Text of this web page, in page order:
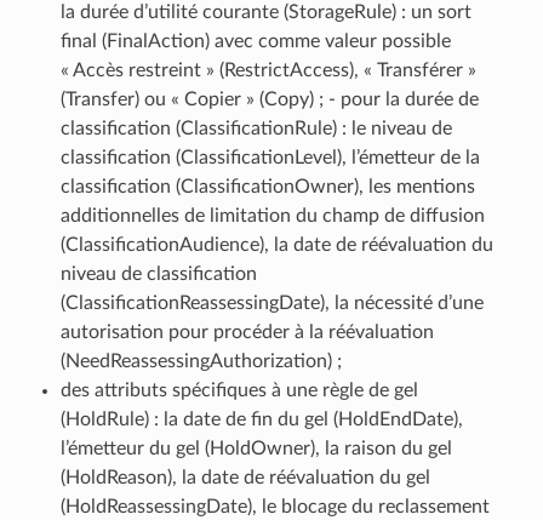
la durée d’utilité courante (StorageRule) : un sort
final (FinalAction) avec comme valeur possible
« Accès restreint » (RestrictAccess), « Transférer »
(Transfer) ou « Copier » (Copy) ; - pour la durée de
classification (ClassificationRule) : le niveau de
classification (ClassificationLevel), l’émetteur de la
classification (ClassificationOwner), les mentions
additionnelles de limitation du champ de diffusion
(ClassificationAudience), la date de réévaluation du
niveau de classification
(ClassificationReassessingDate), la nécessité d’une
autorisation pour procéder à la réévaluation
(NeedReassessingAuthorization) ;
des attributs spécifiques à une règle de gel
(HoldRule) : la date de fin du gel (HoldEndDate),
l’émetteur du gel (HoldOwner), la raison du gel
(HoldReason), la date de réévaluation du gel
(HoldReassessingDate), le blocage du reclassement